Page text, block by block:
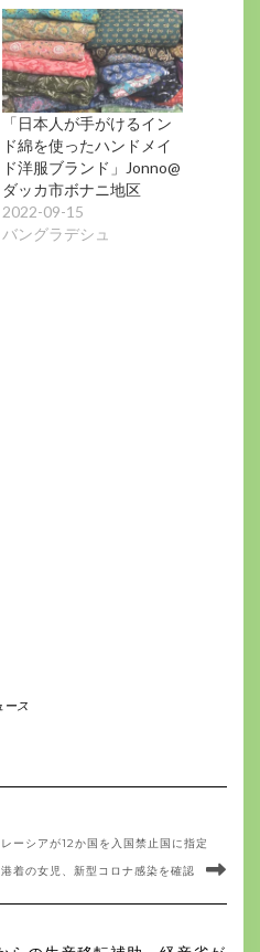
「日本人が手がけるイン
ド綿を使ったハンドメイ
ド洋服ブランド」Jonno@
ダッカ市ボナニ地区
2022-09-15
バングラデシュ
ース
ーシアが12か国を入国禁止国に指定
着の女児、新型コロナ感染を確認